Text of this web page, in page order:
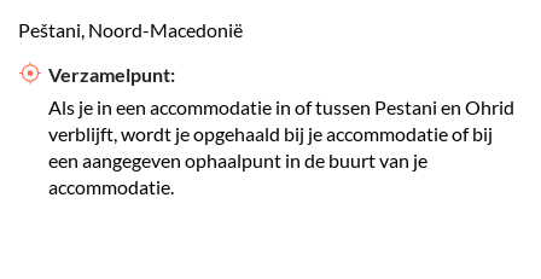
Peštani, Noord-Macedonië
Verzamelpunt:
Als je in een accommodatie in of tussen Pestani en Ohrid
verblijft, wordt je opgehaald bij je accommodatie of bij
een aangegeven ophaalpunt in de buurt van je
accommodatie.